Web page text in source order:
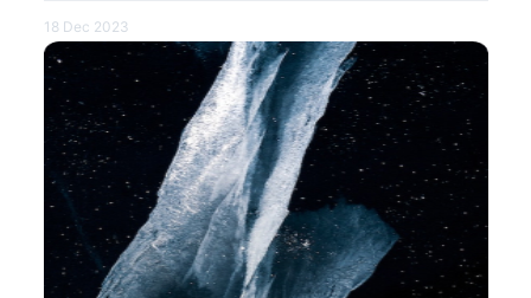
18 Dec 2023